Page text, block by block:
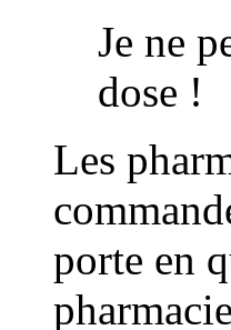
Je ne
dose !
Les
porte en